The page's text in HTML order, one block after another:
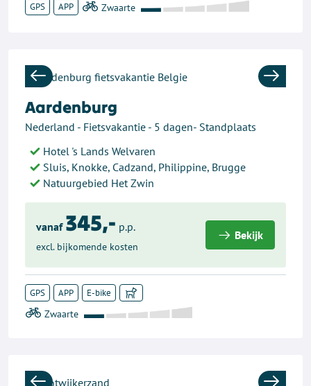
GPS APP
Previous Next
Aardenburg
Nederland - Fietsvakantie - 5 dagen- Standplaats
Hotel 's Lands Welvaren
Sluis, Knokke, Cadzand, Philippine, Brugge
Natuurgebied Het Zwin
vanaf 345,- p.p.
excl. bijkomende kosten
Bekijk
GPS APP E-bike